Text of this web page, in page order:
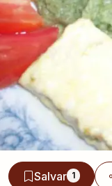
Salvar 1